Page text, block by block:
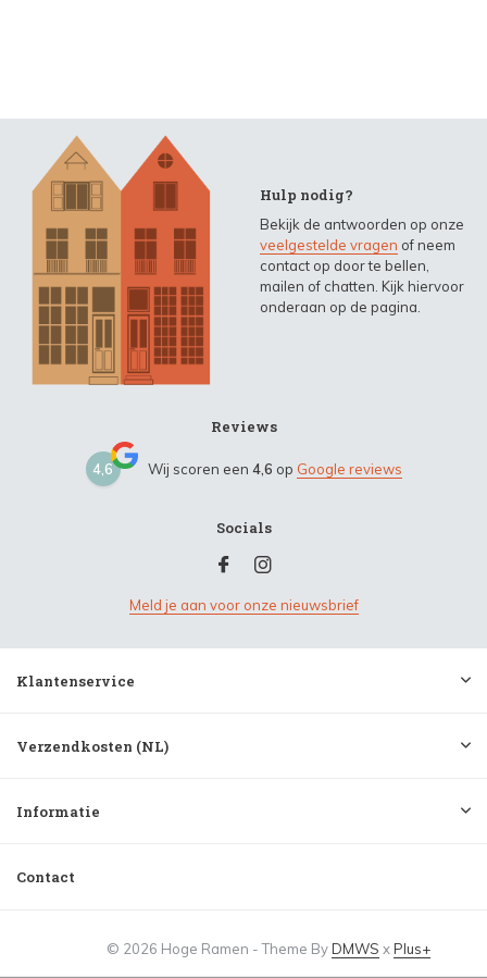
Hulp nodig?
Bekijk de antwoorden op onze
veelgestelde vragen of neem
contact op door te bellen,
mailen of chatten. Kijk hiervoor
onderaan op de pagina.
Reviews
4,6 Wij scoren een 4,6 op Google reviews
Socials
Meld je aan voor onze nieuwsbrief
Klantenservice
Verzendkosten (NL)
Informatie
Contact
© 2026 Hoge Ramen - Theme ByDMWS xPlus+